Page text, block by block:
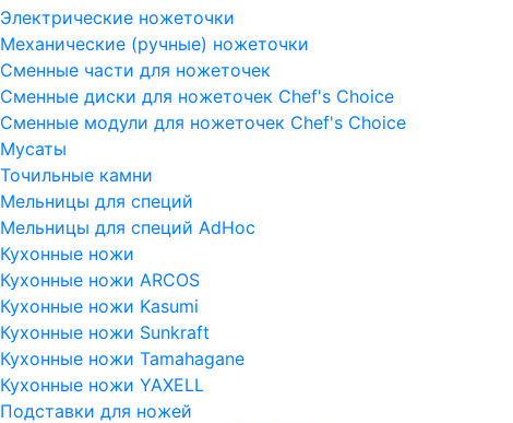
Электрические ножеточки
Механические (ручные) ножеточки
Сменные части для ножеточек
Сменные диски для ножеточек Chef's Choice
Сменные модули для ножеточек Chef's Choice
Мусаты
Точильные камни
Мельницы для специй
Мельницы для специй AdHoc
Кухонные ножи
Кухонные ножи ARCOS
Кухонные ножи Kasumi
Кухонные ножи Sunkraft
Кухонные ножи Tamahagane
Кухонные ножи YAXELL
Подставки для ножей